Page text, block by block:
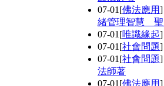
07-01 [佛法應用
緒管理智慧
07-01 [唯識緣起
07-01 [社會問題
07-01 [社會問題
法師著
07-01 [佛法應用